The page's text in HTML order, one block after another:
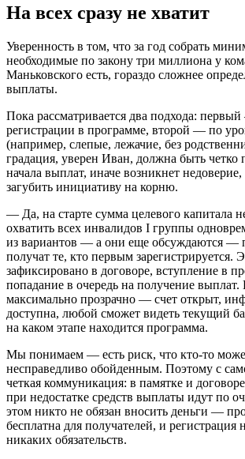
На всех сразу не хватит
Уверенность в том, что за год собрать
необходимые по закону три миллиона у
Маньковского есть, гораздо сложнее
выплаты.
Пока рассматривается два подхода:
регистрации в программе, второй — по
(например, слепые, лежачие, без
градация, уверен Иван, должна быть четко
начала выплат, иначе возникнет
загубить инициативу на корню.
— Да, на старте сумма целевого капитала
охватить всех инвалидов I группы
из вариантов — а они еще обсуждаются —
получат те, кто первым зарегистрируется.
зафиксировано в договоре, вступление в
попадание в очередь на получение выплат.
максимально прозрачно — счет открыт,
доступна, любой сможет видеть текущий
на каком этапе находится программа.
Мы понимаем — есть риск, что кто-то
несправедливо обойденным. Поэтому с
четкая коммуникация: в памятке и
при недостатке средств выплаты идут по
этом никто не обязан вносить деньги —
бесплатна для получателей, и регистрация
никаких обязательств.